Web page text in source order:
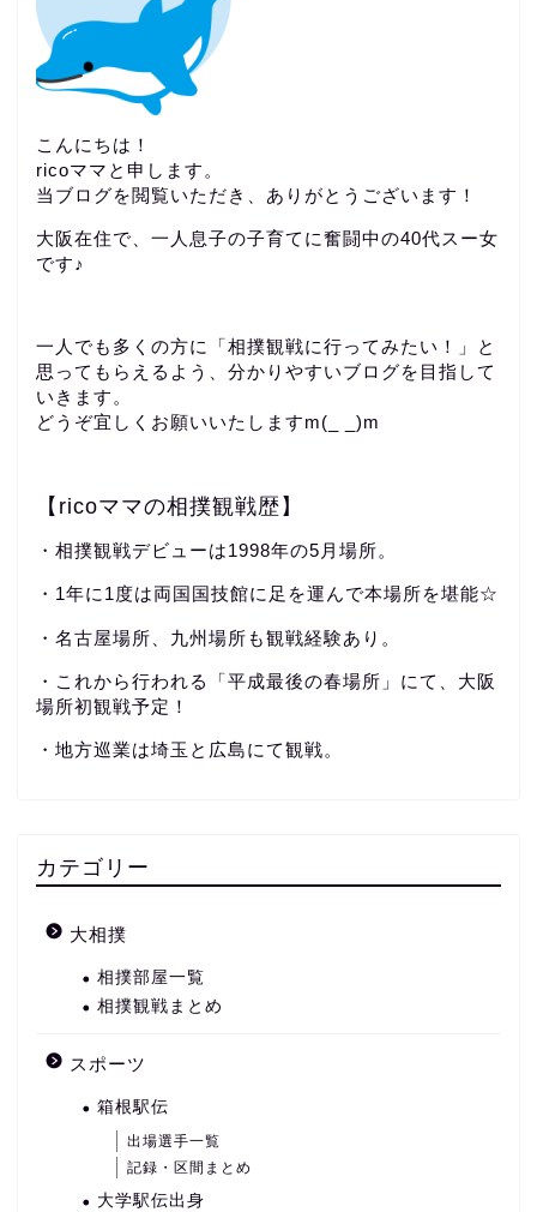
こんにちは！
ricoママと申します。
当ブログを閲覧いただき、ありがとうございます！
大阪在住で、一人息子の子育てに奮闘中の40代スー女
です♪
一人でも多くの方に「相撲観戦に行ってみたい！」と
思ってもらえるよう、分かりやすいブログを目指して
いきます。
どうぞ宜しくお願いいたしますm(_ _)m
【ricoママの相撲観戦歴】
・相撲観戦デビューは1998年の5月場所。
・1年に1度は両国国技館に足を運んで本場所を堪能☆
・名古屋場所、九州場所も観戦経験あり。
・これから行われる「平成最後の春場所」にて、大阪
場所初観戦予定！
・地方巡業は埼玉と広島にて観戦。
カテゴリー
大相撲
相撲部屋一覧
相撲観戦まとめ
スポーツ
箱根駅伝
出場選手一覧
記録・区間まとめ
大学駅伝出身